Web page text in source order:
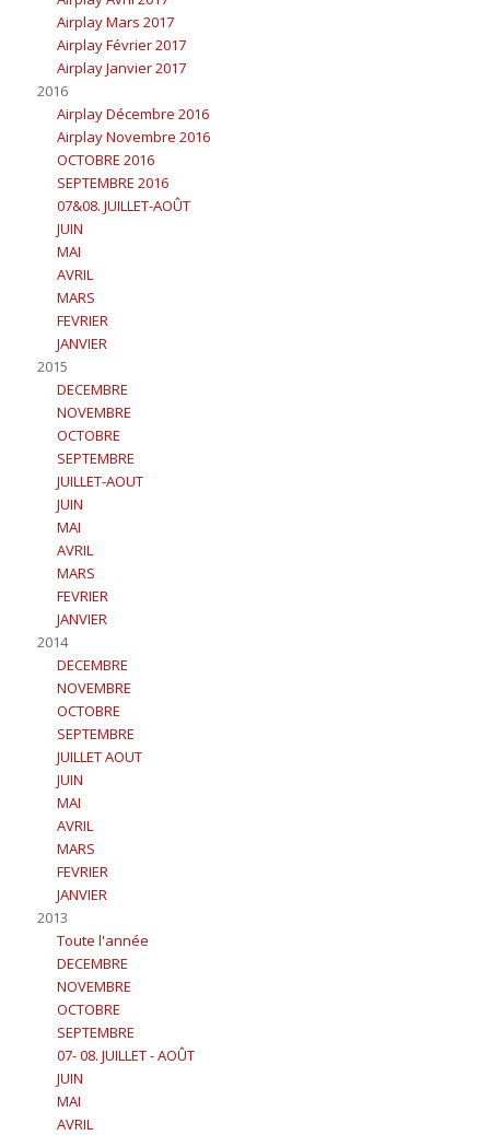
Airplay Mars 2017
Airplay Février 2017
Airplay Janvier 2017
2016
Airplay Décembre 2016
Airplay Novembre 2016
OCTOBRE 2016
SEPTEMBRE 2016
07&08. JUILLET-AOÛT
JUIN
MAI
AVRIL
MARS
FEVRIER
JANVIER
2015
DECEMBRE
NOVEMBRE
OCTOBRE
SEPTEMBRE
JUILLET-AOUT
JUIN
MAI
AVRIL
MARS
FEVRIER
JANVIER
2014
DECEMBRE
NOVEMBRE
OCTOBRE
SEPTEMBRE
JUILLET AOUT
JUIN
MAI
AVRIL
MARS
FEVRIER
JANVIER
2013
Toute l'année
DECEMBRE
NOVEMBRE
OCTOBRE
SEPTEMBRE
07- 08. JUILLET - AOÛT
JUIN
MAI
AVRIL